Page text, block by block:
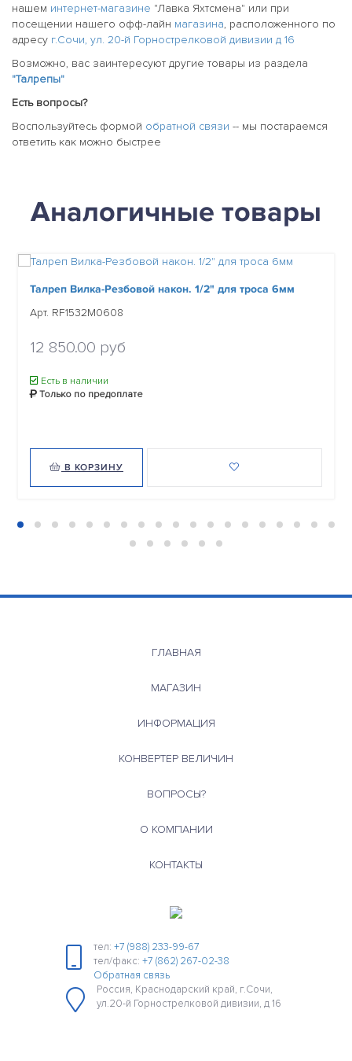
нашем интернет-магазине "Лавка Яхтсмена" или при
посещении нашего офф-лайн магазина, расположенного по
адресу г.Сочи, ул. 20-й Горнострелковой дивизии д 16
Возможно, вас заинтересуют другие товары из раздела
"Талрепы"
Есть вопросы?
Воспользуйтесь формой обратной связи -- мы постараемся
ответить как можно быстрее
Аналогичные товары
Талреп Вилка-Резбовой након. 1/2" для троса 6мм
Арт. RF1532M0608
12 850.00 руб
Есть в наличии
Только по предоплате
В КОРЗИНУ
ГЛАВНАЯ
МАГАЗИН
ИНФОРМАЦИЯ
КОНВЕРТЕР ВЕЛИЧИН
ВОПРОСЫ?
О КОМПАНИИ
КОНТАКТЫ
тел: +7 (988) 233-99-67
тел/факс: +7 (862) 267-02-38
Обратная связь
Россия, Краснодарский край, г.Сочи,
ул.20-й Горнострелковой дивизии, д 16